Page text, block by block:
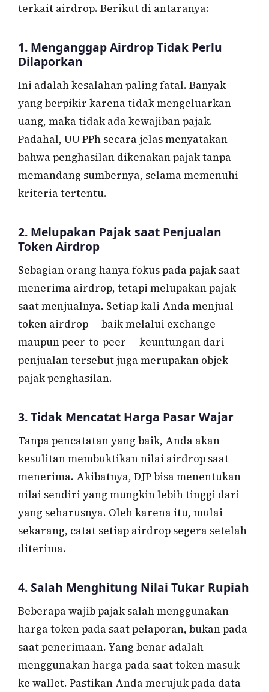
terkait airdrop. Berikut di antaranya:
1. Menganggap Airdrop Tidak Perlu
Dilaporkan
Ini adalah kesalahan paling fatal. Banyak
yang berpikir karena tidak mengeluarkan
uang, maka tidak ada kewajiban pajak.
Padahal, UU PPh secara jelas menyatakan
bahwa penghasilan dikenakan pajak tanpa
memandang sumbernya, selama memenuhi
kriteria tertentu.
2. Melupakan Pajak saat Penjualan
Token Airdrop
Sebagian orang hanya fokus pada pajak saat
menerima airdrop, tetapi melupakan pajak
saat menjualnya. Setiap kali Anda menjual
token airdrop — baik melalui exchange
maupun peer-to-peer — keuntungan dari
penjualan tersebut juga merupakan objek
pajak penghasilan.
3. Tidak Mencatat Harga Pasar Wajar
Tanpa pencatatan yang baik, Anda akan
kesulitan membuktikan nilai airdrop saat
menerima. Akibatnya, DJP bisa menentukan
nilai sendiri yang mungkin lebih tinggi dari
yang seharusnya. Oleh karena itu, mulai
sekarang, catat setiap airdrop segera setelah
diterima.
4. Salah Menghitung Nilai Tukar Rupiah
Beberapa wajib pajak salah menggunakan
harga token pada saat pelaporan, bukan pada
saat penerimaan. Yang benar adalah
menggunakan harga pada saat token masuk
ke wallet. Pastikan Anda merujuk pada data